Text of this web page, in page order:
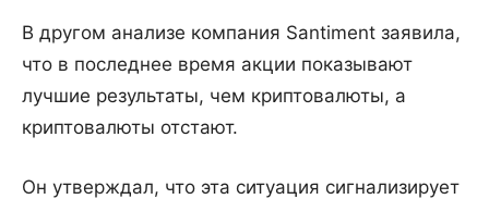
В другом анализе компания Santiment заявила,
что в последнее время акции показывают
лучшие результаты, чем криптовалюты, а
криптовалюты отстают.
Он утверждал, что эта ситуация сигнализирует